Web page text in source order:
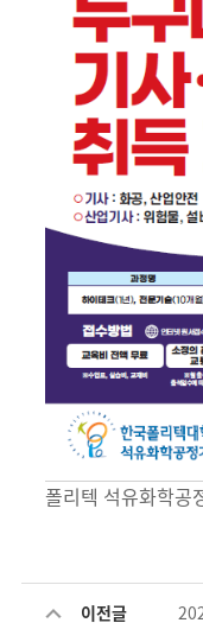
폴리텍 석유화학공
이전글